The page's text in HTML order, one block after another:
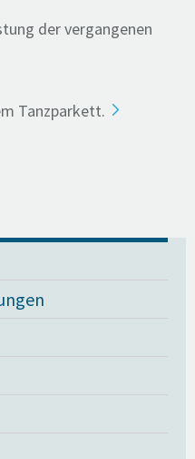
der vergangenen
Tanzparkett.